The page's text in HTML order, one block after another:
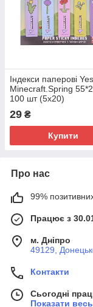
Індекси паперові Yes
Minecraft.Spring
100 шт (5x20)
29 ₴
Купити
Про нас
99%
Працює з
м. Дніпро
49129,
Контакти
Сьогодні
Показати